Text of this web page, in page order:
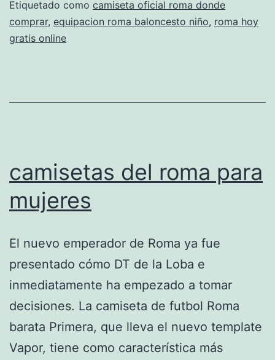
Etiquetado como camiseta oficial roma donde
comprar, equipacion roma baloncesto niño, roma hoy
gratis online
camisetas del roma para
mujeres
El nuevo emperador de Roma ya fue
presentado cómo DT de la Loba e
inmediatamente ha empezado a tomar
decisiones. La camiseta de futbol Roma
barata Primera, que lleva el nuevo template
Vapor, tiene como característica más